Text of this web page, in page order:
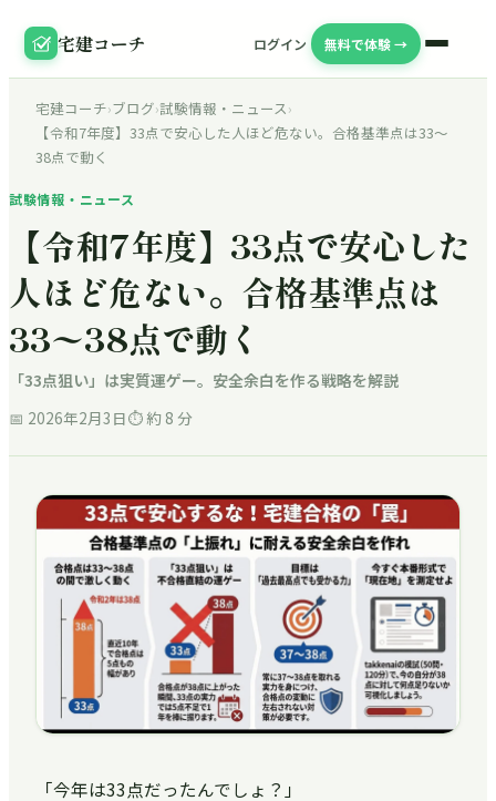
宅建コーチ ログイン 無料で体験 →
宅建コーチ›ブログ›試験情報・ニュース›
【令和7年度】33点で安心した人ほど危ない。合格基準点は33〜
38点で動く
試験情報・ニュース
【令和7年度】33点で安心した
人ほど危ない。合格基準点は
33〜38点で動く
「33点狙い」は実質運ゲー。安全余白を作る戦略を解説
📅 2026年2月3日⏱ 約 8 分
「今年は33点だったんでしょ？」